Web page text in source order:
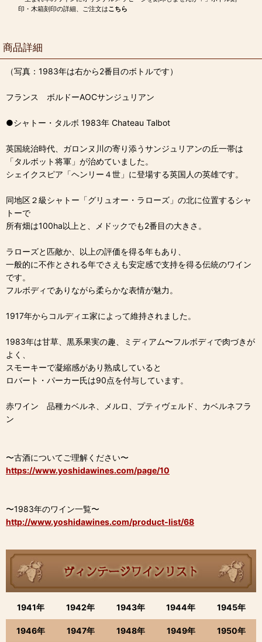
印・木箱刻印の詳細、ご注文はこちら
商品詳細
（写真：1983年は右から2番目のボトルです）
フランス ボルドーAOCサンジュリアン
●シャトー・タルボ 1983年 Chateau Talbot
英国統治時代、ガロンヌ川の寄り添うサンジュリアンの丘一帯は
「タルボット将軍」が治めていました。
シェイクスピア「ヘンリー４世」に登場する英国人の英雄です。
同地区２級シャトー「グリュオー・ラローズ」の北に位置するシャ
トーで
所有畑は100ha以上と、メドックでも2番目の大きさ。
ラローズと匹敵か、以上の評価を得る年もあり、
一般的に不作とされる年でさえも安定感で支持を得る伝統のワイン
です。
フルボディでありながら柔らかな表情が魅力。
1917年からコルディエ家によって維持されました。
1983年は甘草、黒系果実の趣、ミディアム〜フルボディで肉づきが
よく、
スモーキーで凝縮感があり熟成していると
ロバート・パーカー氏は90点を付与しています。
赤ワイン 品種カベルネ、メルロ、プティヴェルド、カベルネフラ
ン
〜古酒についてご理解ください〜
https://www.yoshidawines.com/page/10
〜1983年のワイン一覧〜
http://www.yoshidawines.com/product-list/68
1941年 1942年 1943年 1944年 1945年
1946年 1947年 1948年 1949年 1950年